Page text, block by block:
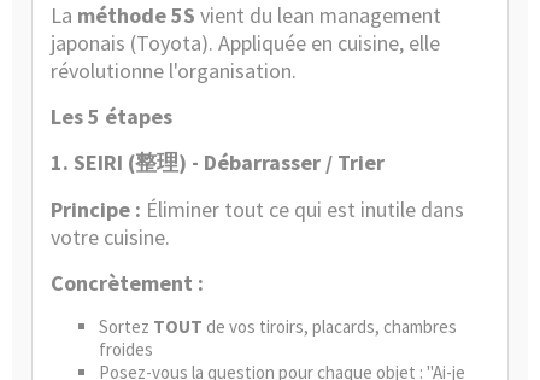
La méthode 5S vient du lean management
japonais (Toyota). Appliquée en cuisine, elle
révolutionne l'organisation.
Les 5 étapes
1. SEIRI (整理) - Débarrasser / Trier
Principe : Éliminer tout ce qui est inutile dans
votre cuisine.
Concrètement :
Sortez TOUT de vos tiroirs, placards, chambres
froides
Posez-vous la question pour chaque objet : "Ai-je